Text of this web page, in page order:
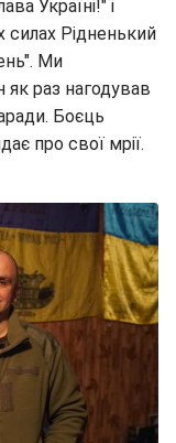
Україні!" і
силах Рідненький
Ми
як раз нагодував
Боєць
про свої мрії.